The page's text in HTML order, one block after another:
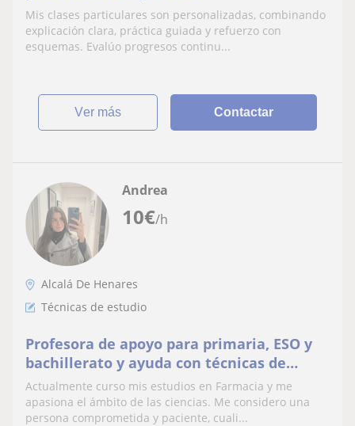
Mis clases particulares son personalizadas, combinando
explicación clara, práctica guiada y refuerzo con
esquemas. Evalúo progresos continu...
ver más Contactar
10€/h
Andrea
Alcalá De Henares
Técnicas de estudio
Profesora de apoyo para primaria, ESO y
bachillerato y ayuda con técnicas de
estudio
Actualmente curso mis estudios en Farmacia y me
apasiona el ámbito de las ciencias. Me considero una
persona comprometida y paciente, cuali...